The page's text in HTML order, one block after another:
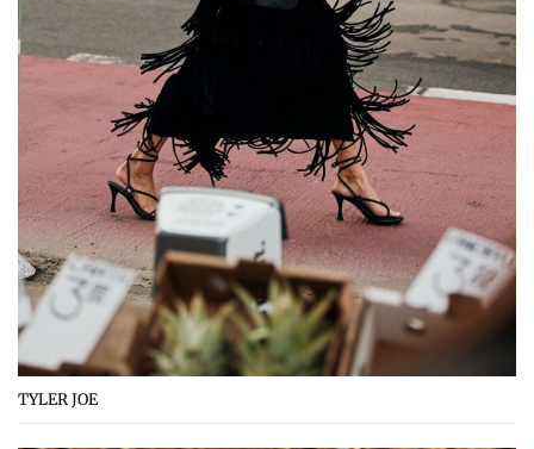
TYLER JOE